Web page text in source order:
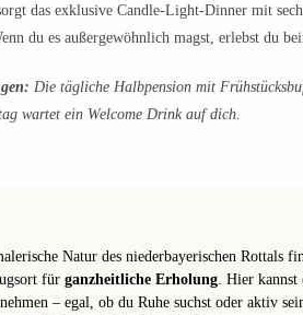
das exklusive Candle-Light-Dinner mit
du es außergewöhnlich magst, erlebst du
Die tägliche Halbpension mit
wartet ein Welcome Drink auf dich.
Natur des niederbayerischen Rottals
für ganzheitliche Erholung . Hier
– egal, ob du Ruhe suchst oder aktiv